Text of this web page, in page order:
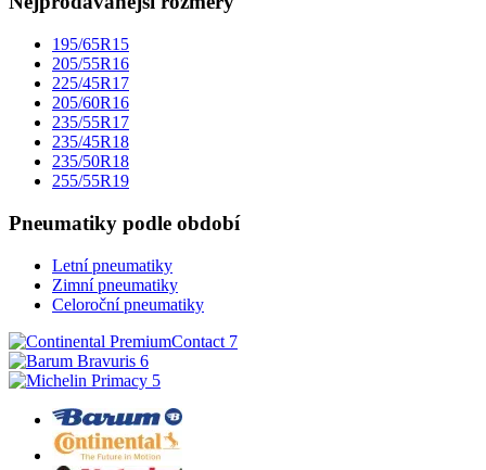
195/65R15
205/55R16
225/45R17
205/60R16
235/55R17
235/45R18
235/50R18
255/55R19
Pneumatiky podle období
Letní pneumatiky
Zimní pneumatiky
Celoroční pneumatiky